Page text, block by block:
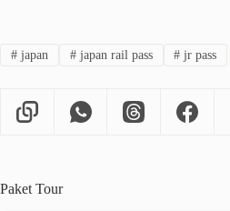
#japan #japan rail pass # jr pass
Paket Tour